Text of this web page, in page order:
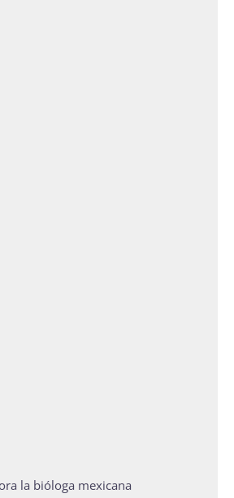
la bióloga mexicana